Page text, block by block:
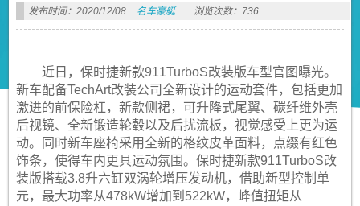
发布时间：2020/12/08 名车豪艇 浏览次数：736
近日，保时捷新款911TurboS改装版车型官图曝光。
新车配备TechArt改装公司全新设计的运动套件，包括更加
激进的前保险杠，新款侧裙，可升降式尾翼、碳纤维外壳
后视镜、全新锻造轮毂以及后扰流板，视觉感受上更为运
动。同时新车座椅采用全新的格纹皮革面料，点缀有红色
饰条，使得车内更具运动氛围。保时捷新款911TurboS改
装版搭载3.8升六缸双涡轮增压发动机，借助新型控制单
元，最大功率从478kW增加到522kW，峰值扭矩从